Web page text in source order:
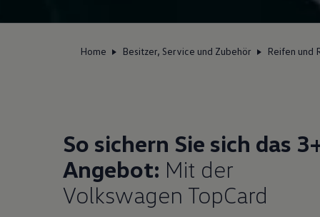
Home Besitzer, Service und Zubehör Reifen und
So sichern Sie sich das
Angebot: Mit der
Volkswagen TopCard